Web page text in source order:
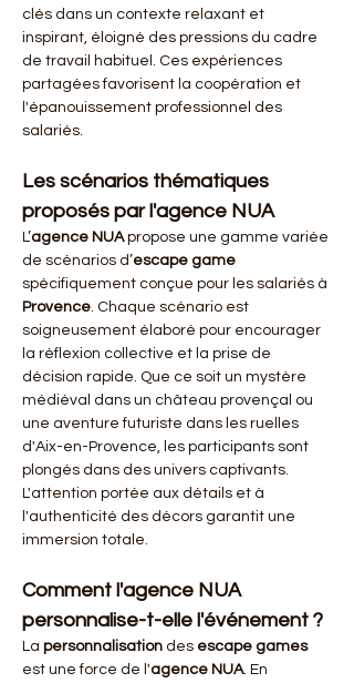
clés dans un contexte relaxant et
inspirant, éloigné des pressions du cadre
de travail habituel. Ces expériences
partagées favorisent la coopération et
l'épanouissement professionnel des
salariés.
Les scénarios thématiques
proposés par l'agence NUA
L’agence NUA propose une gamme variée
de scénarios d’escape game
spécifiquement conçue pour les salariés à
Provence. Chaque scénario est
soigneusement élaboré pour encourager
la réflexion collective et la prise de
décision rapide. Que ce soit un mystère
médiéval dans un château provençal ou
une aventure futuriste dans les ruelles
d'Aix-en-Provence, les participants sont
plongés dans des univers captivants.
L'attention portée aux détails et à
l'authenticité des décors garantit une
immersion totale.
Comment l'agence NUA
personnalise-t-elle l'événement ?
La personnalisation des escape games
est une force de l'agence NUA. En